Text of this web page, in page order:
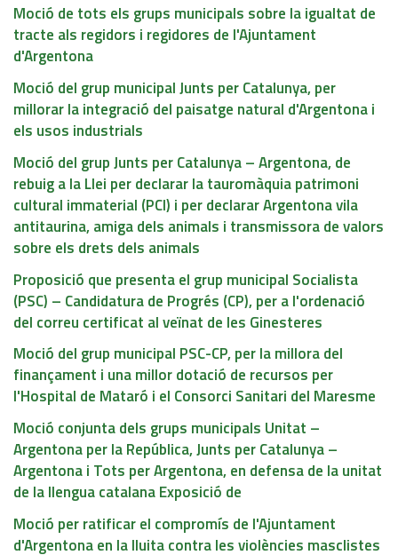
Moció de tots els grups municipals sobre la igualtat de
tracte als regidors i regidores de l'Ajuntament
d'Argentona
Moció del grup municipal Junts per Catalunya, per
millorar la integració del paisatge natural d'Argentona i
els usos industrials
Moció del grup Junts per Catalunya – Argentona, de
rebuig a la Llei per declarar la tauromàquia patrimoni
cultural immaterial (PCI) i per declarar Argentona vila
antitaurina, amiga dels animals i transmissora de valors
sobre els drets dels animals
Proposició que presenta el grup municipal Socialista
(PSC) – Candidatura de Progrés (CP), per a l'ordenació
del correu certificat al veïnat de les Ginesteres
Moció del grup municipal PSC-CP, per la millora del
finançament i una millor dotació de recursos per
l'Hospital de Mataró i el Consorci Sanitari del Maresme
Moció conjunta dels grups municipals Unitat –
Argentona per la República, Junts per Catalunya –
Argentona i Tots per Argentona, en defensa de la unitat
de la llengua catalana Exposició de
Moció per ratificar el compromís de l'Ajuntament
d'Argentona en la lluita contra les violències masclistes